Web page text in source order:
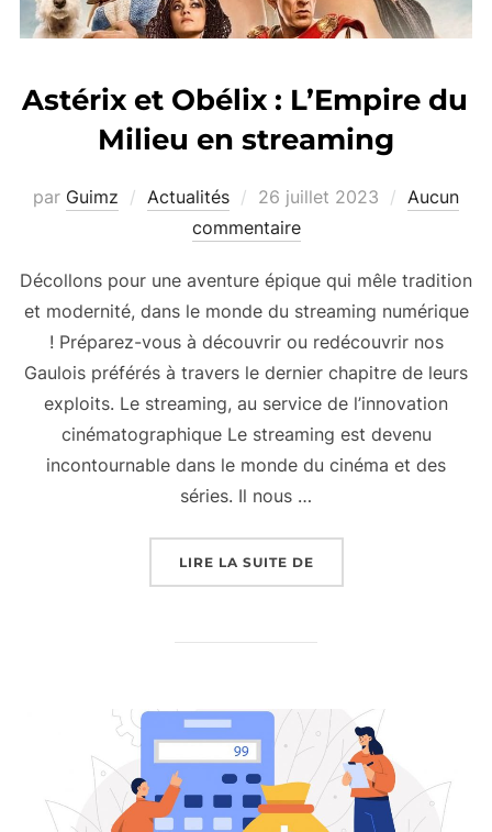
Astérix et Obélix : L’Empire du
Milieu en streaming
par Guimz Actualités
Publié
le
26 juillet 2023
Aucun
commentaire
Décollons pour une aventure épique qui mêle tradition
et modernité, dans le monde du streaming numérique
! Préparez-vous à découvrir ou redécouvrir nos
Gaulois préférés à travers le dernier chapitre de leurs
exploits. Le streaming, au service de l’innovation
cinématographique Le streaming est devenu
incontournable dans le monde du cinéma et des
séries. Il nous …
LIRE LA SUITE DE« ASTÉRIX ET OBÉLIX